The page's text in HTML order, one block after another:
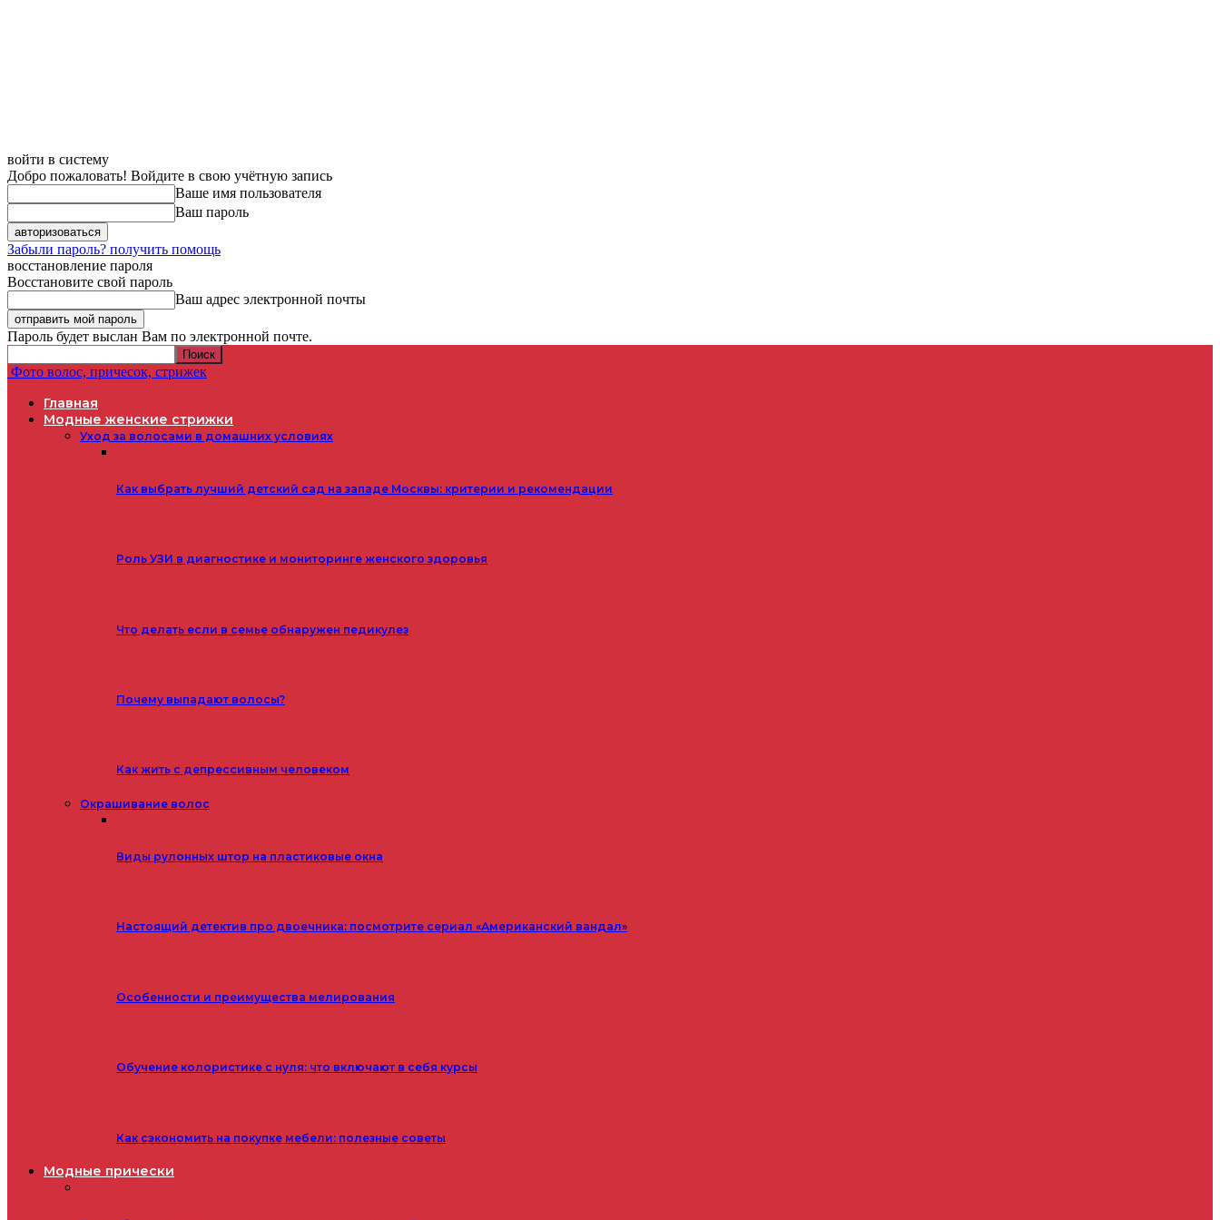
войти в систему
Добро пожаловать! Войдите в свою учётную запись
Ваше имя пользователя
Ваш пароль
Забыли пароль? получить помощь
восстановление пароля
Восстановите свой пароль
Ваш адрес электронной почты
Пароль будет выслан Вам по электронной почте.
Фото волос, причесок, стрижек
Главная
Модные женские стрижки
Уход за волосами в домашних условиях
Как выбрать лучший детский сад на западе Москвы: критерии и рекомендации
Роль УЗИ в диагностике и мониторинге женского здоровья
Что делать если в семье обнаружен педикулез
Почему выпадают волосы?
Как жить с депрессивным человеком
Окрашивание волос
Виды рулонных штор на пластиковые окна
Настоящий детектив про двоечника: посмотрите сериал «Американский вандал»
Особенности и преимущества мелирования
Обучение колористике с нуля: что включают в себя курсы
Как сэкономить на покупке мебели: полезные советы
Модные прически